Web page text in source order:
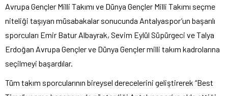
Avrupa Gençler Milli Takımı ve Dünya Gençler Milli Takımı seçme
niteliği taşıyan müsabakalar sonucunda Antalyaspor’un başarılı
sporcuları Emir Batur Albayrak, Sevim Eylül Süpürgeci ve Talya
Erdoğan Avrupa Gençler ve Dünya Gençler milli takım kadrolarına
seçilmeyi başardılar.
Tüm takım sporcularının bireysel derecelerini geliştirerek “Best